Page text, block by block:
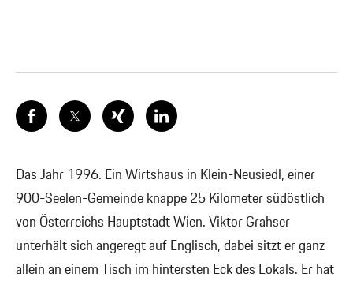
Das Jahr 1996. Ein Wirtshaus in Klein-Neusiedl, einer
900-Seelen-Gemeinde knappe 25 Kilometer südöstlich
von Österreichs Hauptstadt Wien. Viktor Grahser
unterhält sich angeregt auf Englisch, dabei sitzt er ganz
allein an einem Tisch im hintersten Eck des Lokals. Er hat